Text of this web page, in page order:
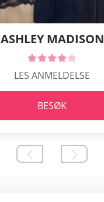
ASHLEY MADISON
LES ANMELDELSE
BESØK